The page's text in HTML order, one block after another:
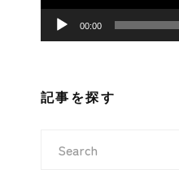
ー
00:00
記事を探す